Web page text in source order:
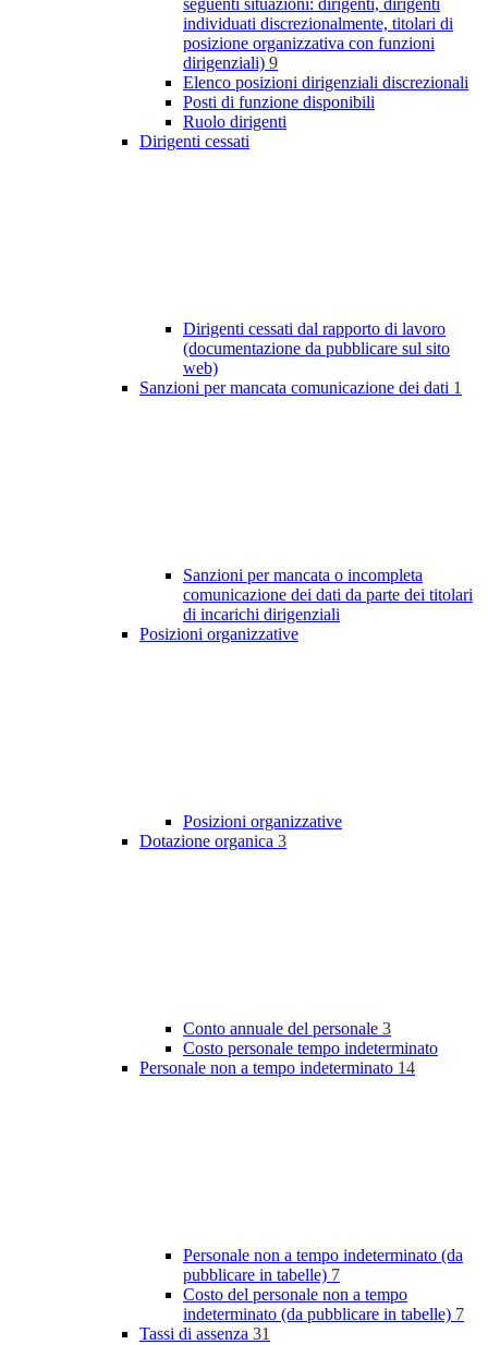
seguenti situazioni: dirigenti, dirigenti
individuati discrezionalmente, titolari di
posizione organizzativa con funzioni
dirigenziali) 9
Elenco posizioni dirigenziali discrezionali
Posti di funzione disponibili
Ruolo dirigenti
Dirigenti cessati
Dirigenti cessati dal rapporto di lavoro
(documentazione da pubblicare sul sito
web)
Sanzioni per mancata comunicazione dei dati 1
Sanzioni per mancata o incompleta
comunicazione dei dati da parte dei titolari
di incarichi dirigenziali
Posizioni organizzative
Posizioni organizzative
Dotazione organica 3
Conto annuale del personale 3
Costo personale tempo indeterminato
Personale non a tempo indeterminato 14
Personale non a tempo indeterminato (da
pubblicare in tabelle) 7
Costo del personale non a tempo
indeterminato (da pubblicare in tabelle) 7
Tassi di assenza 31